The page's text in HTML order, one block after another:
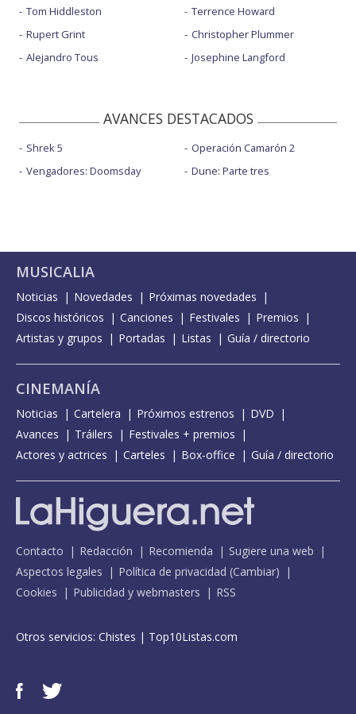
Tom Hiddleston
Rupert Grint
Alejandro Tous
Terrence Howard
Christopher Plummer
Josephine Langford
AVANCES DESTACADOS
Shrek 5
Vengadores: Doomsday
Operación Camarón 2
Dune: Parte tres
MUSICALIA
Noticias Novedades
Próximas novedades
Discos históricos
Canciones Festivales
Premios
Artistas y grupos
Portadas Listas Guía / directorio
CINEMANÍA
Noticias Cartelera Próximos estrenos
DVD
Avances
Tráilers
Festivales + premios
Actores y actrices
Carteles Box-office Guía / directorio
Contacto Redacción Recomienda
Sugiere una web
Aspectos legales
Política de privacidad (Cambiar)
Cookies
Publicidad y webmasters RSS
Otros servicios: Chistes | Top10Listas.com